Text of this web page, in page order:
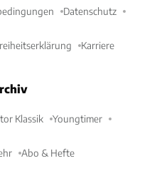
Datenschutz
Karriere
Klassik Youngtimer
Abo & Hefte